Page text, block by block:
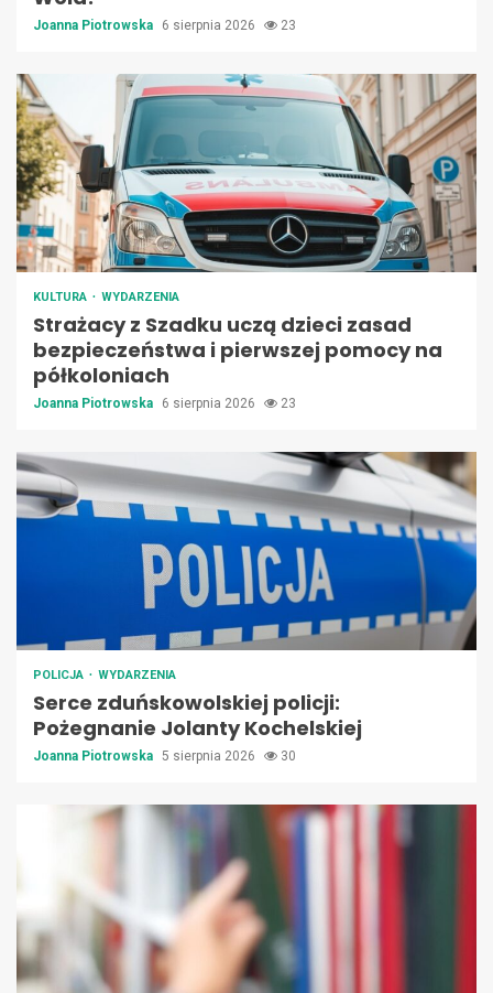
Joanna Piotrowska 6 sierpnia 2026 23
KULTURA WYDARZENIA
Strażacy z Szadku uczą dzieci zasad
bezpieczeństwa i pierwszej pomocy na
półkoloniach
Joanna Piotrowska 6 sierpnia 2026 23
POLICJA WYDARZENIA
Serce zduńskowolskiej policji:
Pożegnanie Jolanty Kochelskiej
Joanna Piotrowska 5 sierpnia 2026 30